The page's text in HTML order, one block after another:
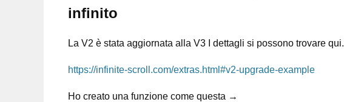
infinito
La V2 è stata aggiornata alla V3 I dettagli si possono trovare qui.
https://infinite-scroll.com/extras.html#v2-upgrade-example
Ho creato una funzione come questa →